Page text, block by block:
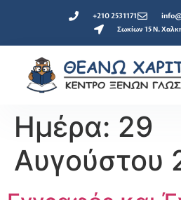
+210 2531171
Σωκίων 15 Ν.
Ημέρα: 29
Αυγούστου